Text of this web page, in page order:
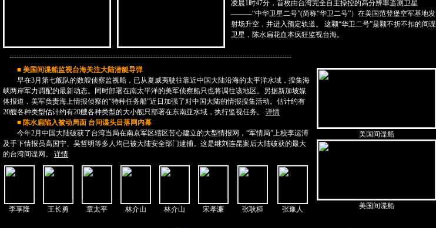
凌晨1时47分，首枚由台湾完全自主操控的高分辨率遥测卫星
———“中华卫星二号”(简称“华卫二号”）在美国范登堡空军基地发
射场升空，并进入预定轨道。 这颗“华卫二号”是颗不折不扣的间谍
卫星，陈水扁花血本疯狂监视台海。
------------------------------------------------------------------------------------------------------------------------
■ 美国间谍船监视台海关注大陆潜艇导弹
早在3月第七舰队的数艘侦察监视船，已从夏威夷驶往靠近中国大陆沿海的太平洋水域，搜集海
峡两岸军力调配的最新动态。同时部署在南太平洋的美军侦察船只也将调往该地区。另据新加坡媒
体报道，美军负责海上情报侦察的“特种任务船”近日加强了对中国大陆的情报搜集活动。估计约有
20艘各种类型估计约有20艘各种类型的大小舰只部署在东南亚水域，执行监视任务。
详情
■ 陈水扁陷入被动局面 台间谍头目落网内幕
今年2月中国大陆破获了台湾当局在南京军区辖区苦心建立的大型情报网，“军情局”上校李运溥
及手下情报员高国宁、吴哲明等多人均已被大陆安全部门逮捕。这是继刘连昆案后大陆破获的最大
的台湾间谍网。
详情
美国间谍船
美国间谍船
李享隆 王长勇 章太平 林介山 林介山 宋孝濂 张耿桓 张豫人